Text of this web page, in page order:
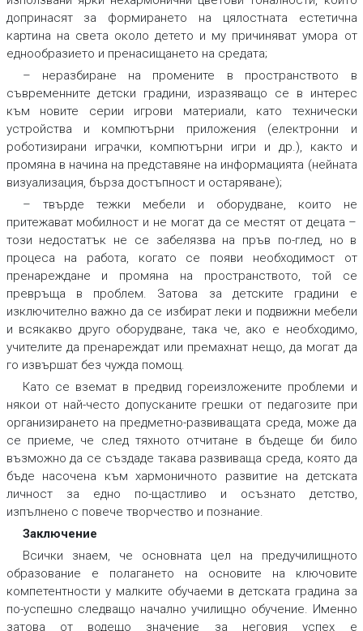
допринасят за формирането на цялостната естетична
картина на света около детето и му причиняват умора от
еднообразието и пренасищането на средата;
– неразбиране на промените в пространството в
съвременните детски градини, изразяващо се в интерес
към новите серии игрови материали, като технически
устройства и компютърни приложения (електронни и
роботизирани играчки, компютърни игри и др.), както и
промяна в начина на представяне на информацията (нейната
визуализация, бърза достъпност и остаряване);
– твърде тежки мебели и оборудване, които не
притежават мобилност и не могат да се местят от децата –
този недостатък не се забелязва на пръв по-глед, но в
процеса на работа, когато се появи необходимост от
пренареждане и промяна на пространството, той се
превръща в проблем. Затова за детските градини е
изключително важно да се избират леки и подвижни мебели
и всякакво друго оборудване, така че, ако е необходимо,
учителите да пренареждат или премахнат нещо, да могат да
го извършат без чужда помощ.
Като се вземат в предвид гореизложените проблеми и
някои от най-често допусканите грешки от педагозите при
организирането на предметно-развиващата среда, може да
се приеме, че след тяхното отчитане в бъдеще би било
възможно да се създаде такава развиваща среда, която да
бъде насочена към хармоничното развитие на детската
личност за едно по-щастливо и осъзнато детство,
изпълнено с повече творчество и познание.
Заключение
Всички знаем, че основната цел на предучилищното
образование е полагането на основите на ключовите
компетентности у малките обучаеми в детската градина за
по-успешно следващо начално училищно обучение. Именно
затова от водещо значение за неговия успех е